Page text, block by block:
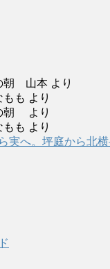
朝 山本 より
もも より
朝
より
もも より
実へ。坪庭から北横